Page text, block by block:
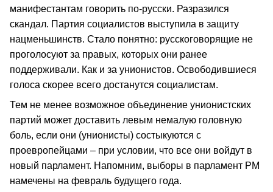
манифестантам говорить по-русски. Разразился
скандал. Партия социалистов выступила в защиту
нацменьшинств. Стало понятно: русскоговорящие не
проголосуют за правых, которых они ранее
поддерживали. Как и за унионистов. Освободившиеся
голоса скорее всего достанутся социалистам.
Тем не менее возможное объединение унионистских
партий может доставить левым немалую головную
боль, если они (унионисты) состыкуются с
проевропейцами – при условии, что все они войдут в
новый парламент. Напомним, выборы в парламент РМ
намечены на февраль будущего года.